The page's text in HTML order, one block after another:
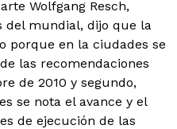
Wolfgang Resch,
del mundial, dijo que la
porque en la ciudades se
las recomendaciones
de 2010 y segundo,
se nota el avance y el
de ejecución de las